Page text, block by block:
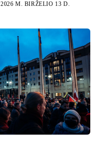
2026 M. BIRŽELIO 13 D.